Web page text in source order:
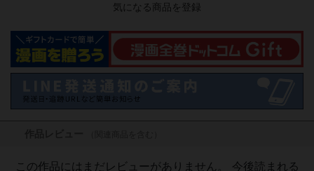
気になる商品を登録
この作品にはまだレビューがありません。 今後読まれる